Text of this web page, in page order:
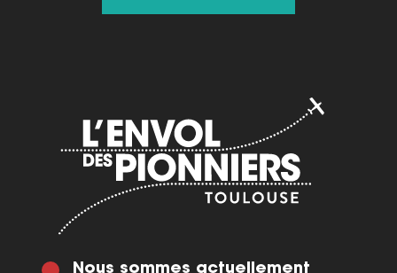
Nous sommes actuellement